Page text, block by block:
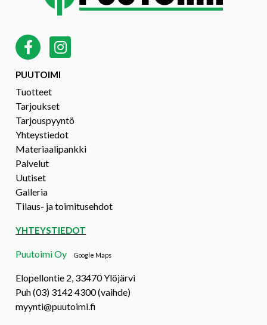
PUUTOIMI
Tuotteet
Tarjoukset
Tarjouspyyntö
Yhteystiedot
Materiaalipankki
Palvelut
Uutiset
Galleria
Tilaus- ja toimitusehdot
YHTEYSTIEDOT
Puutoimi OyGoogle Maps
Elopellontie 2, 33470 Ylöjärvi
Puh (03) 3142 4300 (vaihde)
myynti@puutoimi.fi